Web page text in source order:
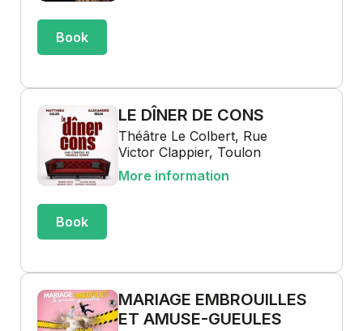
Book
LE DÎNER DE CONS
Théâtre Le Colbert, Rue
Victor Clappier, Toulon
More information
Book
MARIAGE EMBROUILLES
ET AMUSE-GUEULES